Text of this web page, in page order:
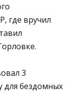
где вручил
3
для бездомных